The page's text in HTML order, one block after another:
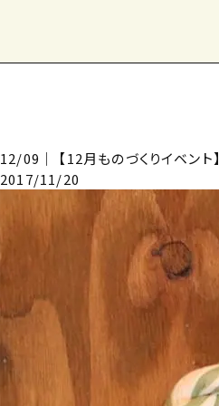
12/09｜ 【12月ものづくりイベント
2017/11/20